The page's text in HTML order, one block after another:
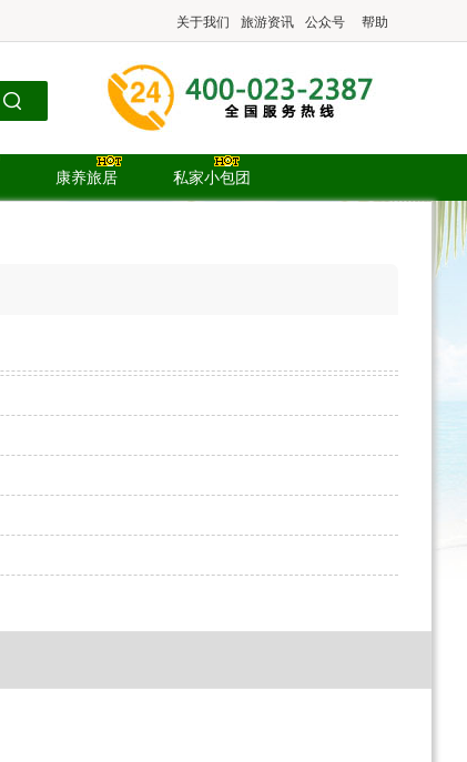
关于我们 旅游资讯 公众号 帮助
康养旅居 私家小包团